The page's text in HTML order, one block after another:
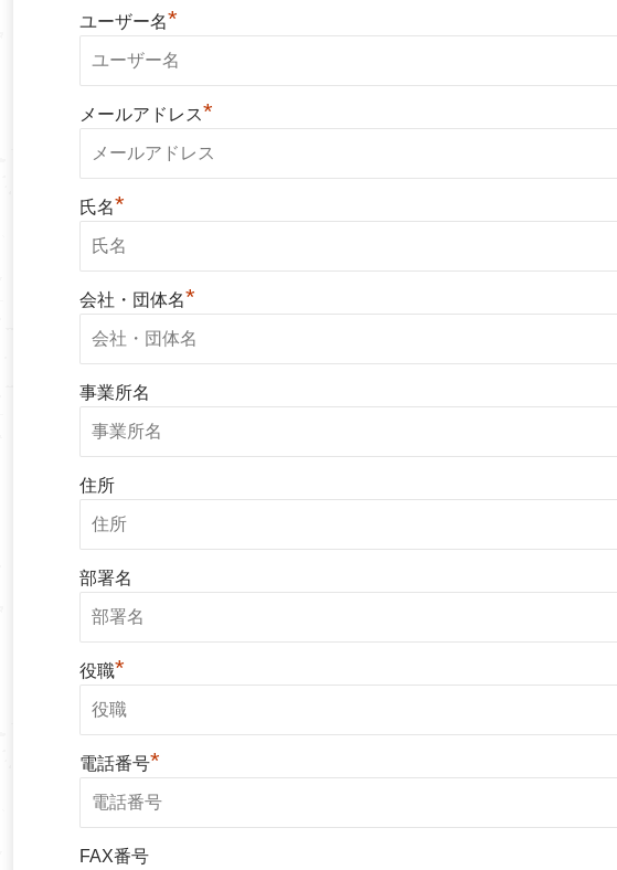
ユーザー名*
メールアドレス*
氏名*
会社・団体名*
事業所名
住所
部署名
役職*
電話番号*
FAX番号